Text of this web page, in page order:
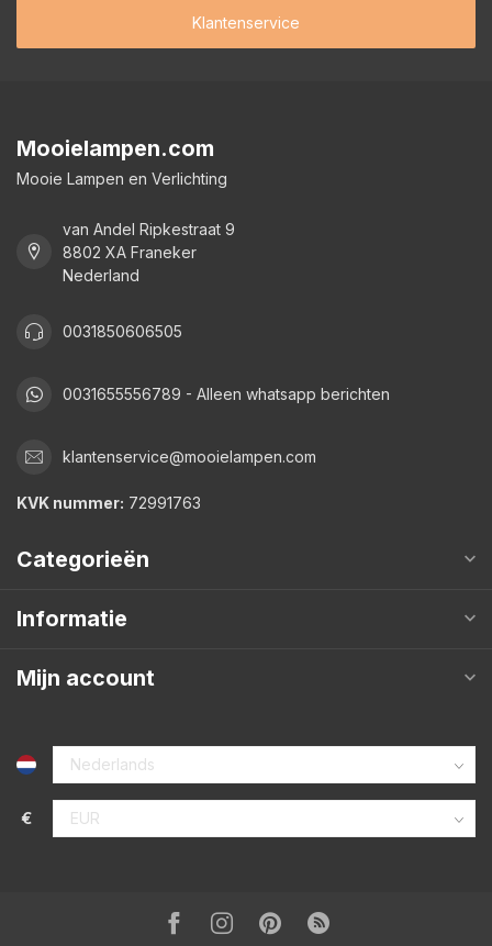
Klantenservice
Mooielampen.com
Mooie Lampen en Verlichting
van Andel Ripkestraat 9
8802 XA Franeker
Nederland
0031850606505
0031655556789 - Alleen whatsapp berichten
klantenservice@mooielampen.com
KVK nummer: 72991763
Categorieën
Informatie
Mijn account
€